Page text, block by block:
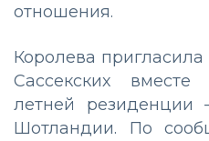
отношения.
Королева
Сассекских
летней резиденции
Шотландии. По